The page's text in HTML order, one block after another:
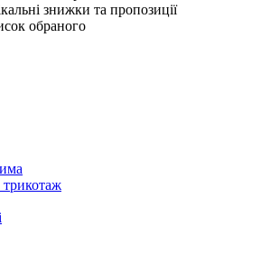
знижки та пропозиції
обраного